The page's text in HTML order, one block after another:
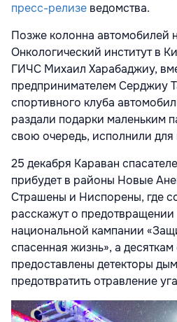
пресс-релизе ведомства.
Позже колонна автомобилей
Онкологический институт в
ГИЧС Михаил Харабаджиу,
предпринимателем Серджиу
спортивного клуба
раздали подарки маленьким
свою очередь, исполнили для
25 декабря Караван
прибудет в районы Новые
Страшены и Ниспорены, где
расскажут о
национальной кампании
спасенная жизнь», а
предоставлены детекторы
предотвратить отравление